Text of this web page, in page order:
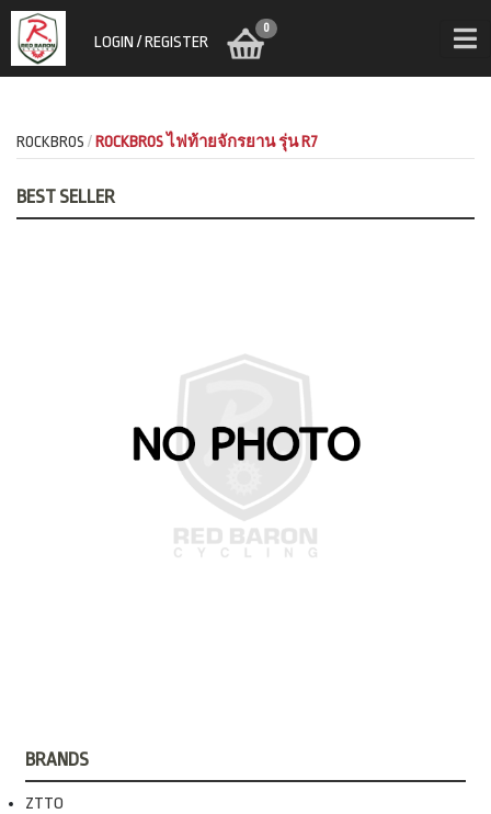
LOGIN / REGISTER
0
ROCKBROS ROCKBROS ไฟท้ายจักรยาน รุ่น R7
BRANDS
ZTTO
BEST SELLER